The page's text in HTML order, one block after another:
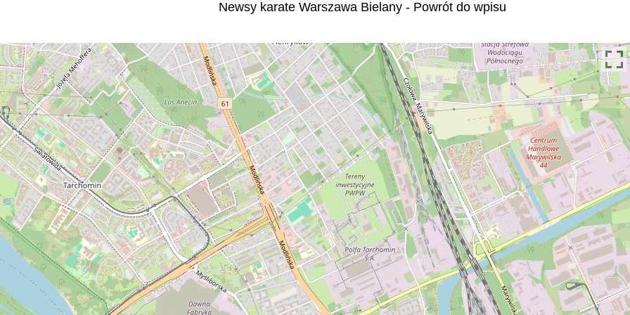
Newsy karate Warszawa Bielany - Powrót do wpisu